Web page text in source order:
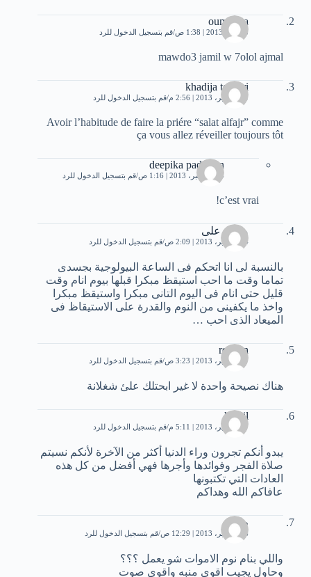
oumaima
5 يوليو، 2013 | 1:38 ص قم بتسجيل الدخول للرد
mawdo3 jamil w 7olol ajmal
khadija tourari
11 سبتمبر، 2013 | 2:56 م قم بتسجيل الدخول للرد
Avoir l’habitude de faire la priére “salat alfajr” comme
ça vous allez réveiller toujours tôt
deepika padukon
14 ديسمبر، 2013 | 1:16 ص قم بتسجيل الدخول للرد
c’est vrai!
محمد على
14 سبتمبر، 2013 | 2:09 ص قم بتسجيل الدخول للرد
بالنسبة لى انا اتحكم فى الساعة البيولوجية بجسدى
تماما وقت ما احب استيقظ مبكرا قبلها بيوم انام وقت
قليل حتى انام فى اليوم التانى مبكرا واستيقظ مبكرا
واخذ ما يكفينى من النوم والقدرة على الاستيقاظ فى
الميعاد الذى احب …
reduan
17 سبتمبر، 2013 | 3:23 ص قم بتسجيل الدخول للرد
هناك نصيحة واحدة لا غير ابحتلك علئ شغلانة
khalil
17 سبتمبر، 2013 | 5:11 م قم بتسجيل الدخول للرد
يبدو أنكم تجرون وراء الدنيا أكثر من الآخرة لأنكم نسيتم
صلاة الفجر وفوائدها وأجرها فهي أفضل من كل هذه
العادات التي تكتبونها
عافاكم الله وهداكم
طلال
26 سبتمبر، 2013 | 12:29 ص قم بتسجيل الدخول للرد
واللي بنام نوم الاموات شو يعمل ؟؟؟
وحاول يجيب اقوى منبه واقوى صوت